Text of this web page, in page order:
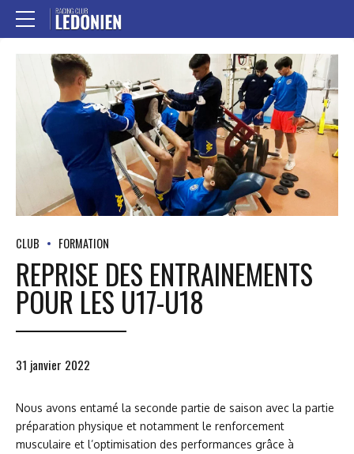
CLUB FORMATION
REPRISE DES ENTRAINEMENTS
POUR LES U17-U18
31 janvier 2022
Nous avons entamé la seconde partie de saison avec la partie
préparation physique et notamment le renforcement
musculaire et l’optimisation des performances grâce à